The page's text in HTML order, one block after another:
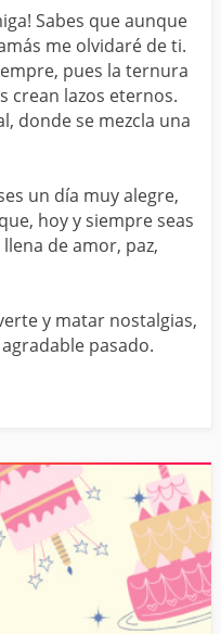
Sabes que aunque
me olvidaré de ti.
pues la ternura
crean lazos eternos.
donde se mezcla una
un día muy alegre,
hoy y siempre seas
de amor, paz,
y matar nostalgias,
pasado.